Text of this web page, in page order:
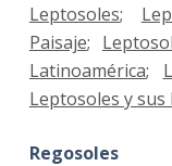
Leptosoles;
Paisaje;
Latinoamérica;
Leptosoles y
Regosoles